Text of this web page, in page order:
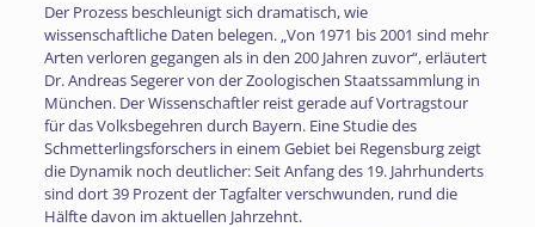
Der Prozess beschleunigt sich dramatisch, wie
wissenschaftliche Daten belegen. „Von 1971 bis 2001 sind mehr
Arten verloren gegangen als in den 200 Jahren zuvor“, erläutert
Dr. Andreas Segerer von der Zoologischen Staatssammlung in
München. Der Wissenschaftler reist gerade auf Vortragstour
für das Volksbegehren durch Bayern. Eine Studie des
Schmetterlingsforschers in einem Gebiet bei Regensburg zeigt
die Dynamik noch deutlicher: Seit Anfang des 19. Jahrhunderts
sind dort 39 Prozent der Tagfalter verschwunden, rund die
Hälfte davon im aktuellen Jahrzehnt.